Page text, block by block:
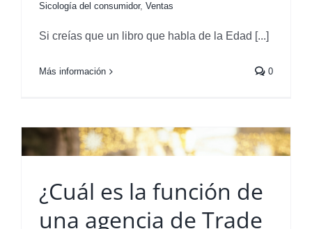
Sicología del consumidor, Ventas
Si creías que un libro que habla de la Edad [...]
Más información 0
¿Cuál es la función de
una agencia de Trade